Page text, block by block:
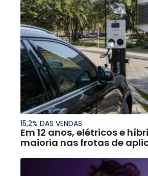
15,2% DAS VENDAS
Em 12 anos, elétricos e
maioria nas frotas de